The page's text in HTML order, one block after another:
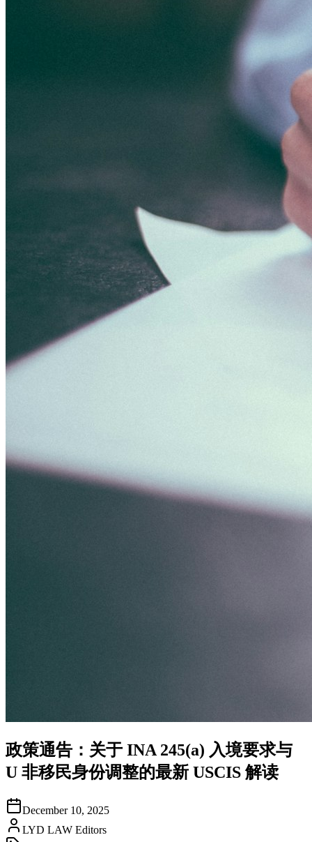
政策通告：关于 INA 245(a) 入境要求与
U 非移民身份调整的最新 USCIS 解读
December 10, 2025
LYD LAW Editors